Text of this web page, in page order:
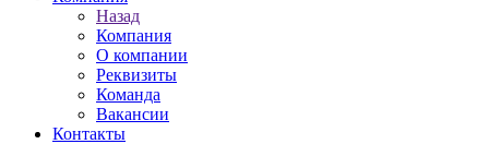
Назад
Компания
О компании
Реквизиты
Команда
Вакансии
Контакты